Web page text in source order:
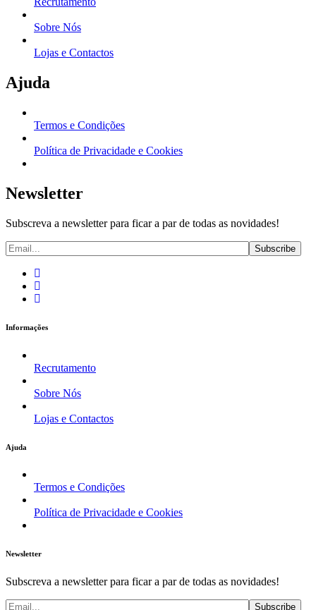
Sobre Nós
Lojas e Contactos
Ajuda
Termos e Condições
Política de Privacidade e Cookies
Newsletter
Subscreva a newsletter para ficar a par de todas as novidades!
Informações
Recrutamento
Sobre Nós
Lojas e Contactos
Ajuda
Termos e Condições
Política de Privacidade e Cookies
Newsletter
Subscreva a newsletter para ficar a par de todas as novidades!